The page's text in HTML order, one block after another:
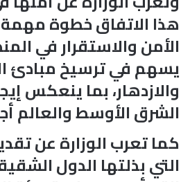
هذا الاتفاق خطوة مهمة
الأمن والاستقرار في
يسهم في ترسيخ مبادئ
والازدهار، بما ينعكس
الشرق الأوسط والعالم
كما تعرب الوزارة عن
التي بذلتها الدول